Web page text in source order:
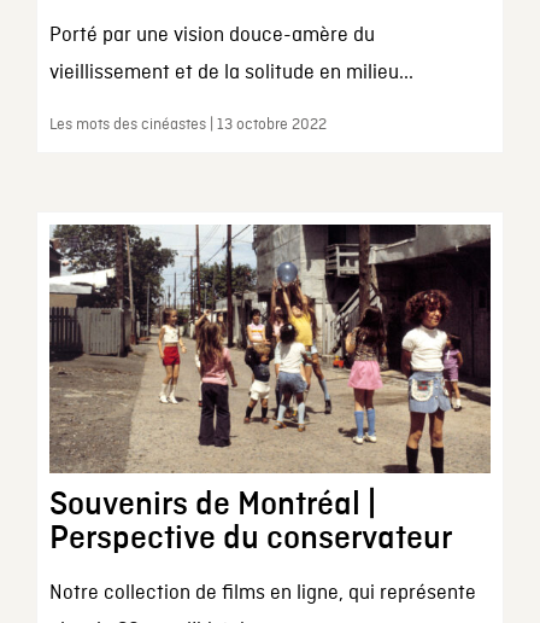
Porté par une vision douce-amère du
vieillissement et de la solitude en milieu...
Les mots des cinéastes | 13 octobre 2022
Souvenirs de Montréal |
Perspective du conservateur
Notre collection de films en ligne, qui représente